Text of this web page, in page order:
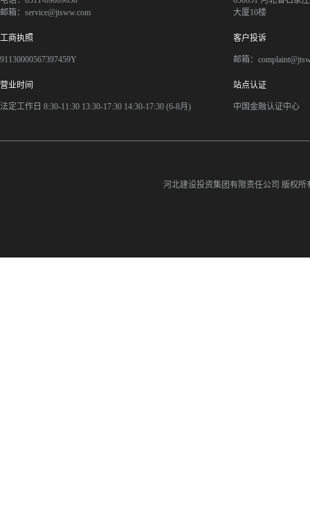
邮箱：service@jtsww.com
大厦10楼
工商执照
91130000567397459Y
客户投诉
邮箱：
营业时间
法定工作日 8:30-11:30 13:30-17:30 14:30-17:30 (6-8月)
站点认证
中国金融认证中心
河北建设投资集团有限责任公司 版权所